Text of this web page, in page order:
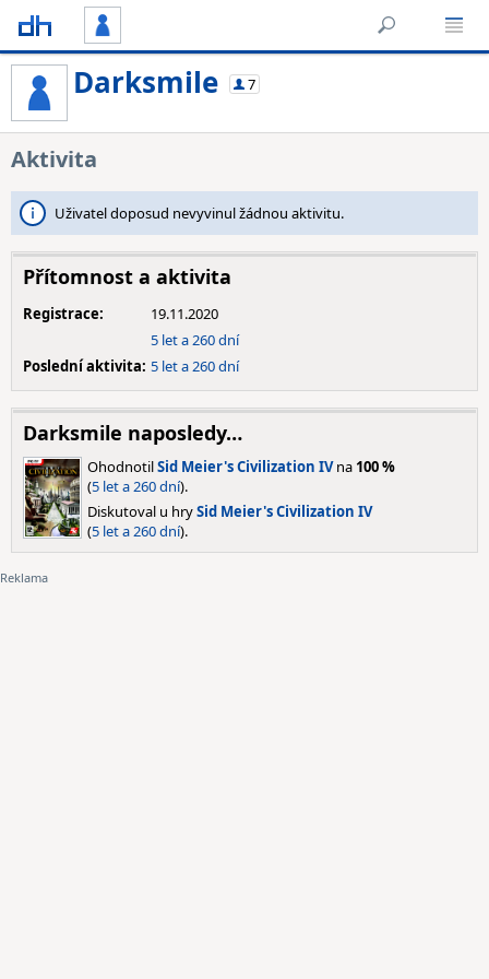
Darksmile 7
Aktivita
Uživatel doposud nevyvinul žádnou aktivitu.
Přítomnost a aktivita
Registrace:
19.11.2020
5 let a 260 dní
Poslední aktivita: 5 let a 260 dní
Darksmile naposledy…
OhodnotilSid Meier's Civilization IVna 100 %
(5 let a 260 dní).
Diskutoval u hrySid Meier's Civilization IV
(5 let a 260 dní).